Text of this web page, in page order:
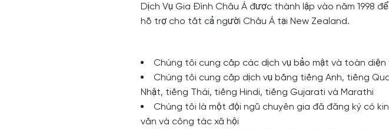
Dịch Vụ Gia Đình Châu Á được thành lập vào năm 1998
hỗ trợ cho tất cả người Châu Á tại New Zealand.
Chúng tôi cung cấp các dịch vụ bảo mật và toàn
Chúng tôi cung cấp dịch vụ bằng tiếng Anh, tiếng
Nhật, tiếng Thái, tiếng Hindi, tiếng Gujarati và Marathi
Chúng tôi là một đội ngũ chuyên gia đã đăng ký có
vấn và công tác xã hội